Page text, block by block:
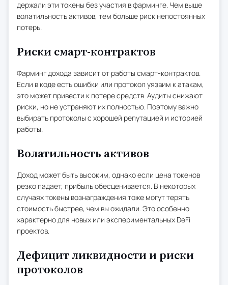
держали эти токены без участия в фарминге. Чем выше
волатильность активов, тем больше риск непостоянных
потерь.
Риски смарт-контрактов
Фарминг дохода зависит от работы смарт-контрактов.
Если в коде есть ошибки или протокол уязвим к атакам,
это может привести к потере средств. Аудиты снижают
риски, но не устраняют их полностью. Поэтому важно
выбирать протоколы с хорошей репутацией и историей
работы.
Волатильность активов
Доход может быть высоким, однако если цена токенов
резко падает, прибыль обесценивается. В некоторых
случаях токены вознаграждения тоже могут терять
стоимость быстрее, чем вы ожидали. Это особенно
характерно для новых или экспериментальных DeFi
проектов.
Дефицит ликвидности и риски
протоколов